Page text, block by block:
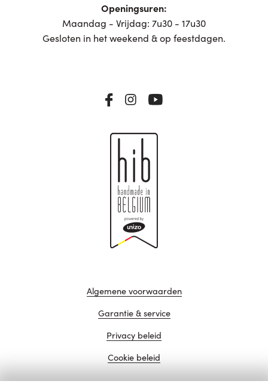
Openingsuren:
Maandag - Vrijdag: 7u30 - 17u30
Gesloten in het weekend & op feestdagen.
Algemene voorwaarden
Garantie & service
Privacy beleid
Cookie beleid